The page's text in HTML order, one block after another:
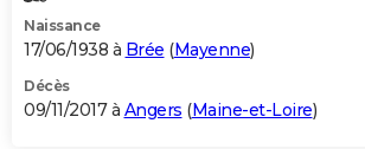
Naissance
17/06/1938 à Brée (Mayenne)
Décès
09/11/2017 à Angers (Maine-et-Loire)